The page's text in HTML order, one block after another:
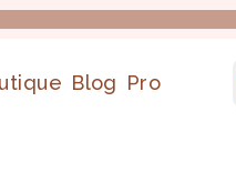
Blog Pro